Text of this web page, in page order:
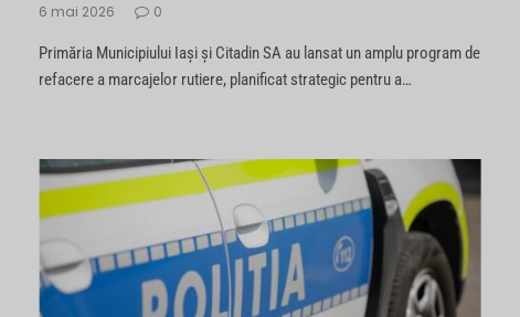
6 mai 2026 0
Primăria Municipiului Iași și Citadin SA au lansat un amplu program de
refacere a marcajelor rutiere, planificat strategic pentru a…